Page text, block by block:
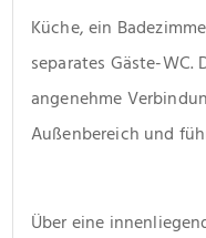
Küche, ein
separates Gäste-WC.
angenehme
Außenbereich und
Über eine